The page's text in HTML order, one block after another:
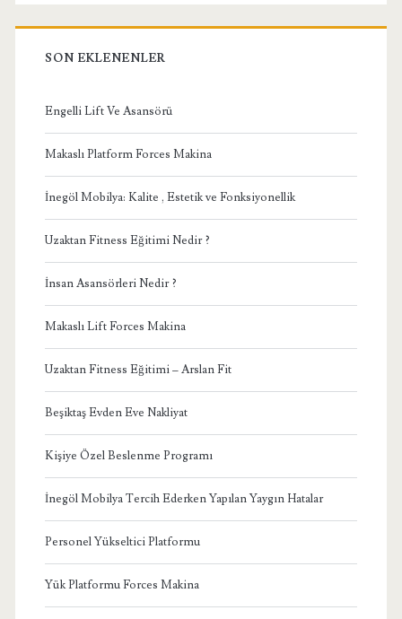
SON EKLENENLER
Engelli Lift Ve Asansörü
Makaslı Platform Forces Makina
İnegöl Mobilya: Kalite , Estetik ve Fonksiyonellik
Uzaktan Fitness Eğitimi Nedir ?
İnsan Asansörleri Nedir ?
Makaslı Lift Forces Makina
Uzaktan Fitness Eğitimi – Arslan Fit
Beşiktaş Evden Eve Nakliyat
Kişiye Özel Beslenme Programı
İnegöl Mobilya Tercih Ederken Yapılan Yaygın Hatalar
Personel Yükseltici Platformu
Yük Platformu Forces Makina